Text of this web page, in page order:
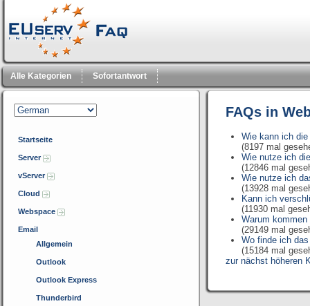
Alle Kategorien Sofortantwort
Startseite
Server
vServer
Cloud
Webspace
Email
Allgemein
Outlook
Outlook Express
Thunderbird
FAQs in
Wie kann ich
(8197 mal
Wie nutze ich
(12846 mal
Wie nutze ich
(13928 mal
Kann ich
(11930 mal
Warum
(29149 mal
Wo finde ich
(15184 mal
zur nächst höheren